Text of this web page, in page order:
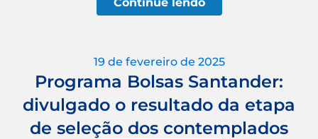
19 de fevereiro de 2025
Programa Bolsas Santander:
divulgado o resultado da etapa
de seleção dos contemplados